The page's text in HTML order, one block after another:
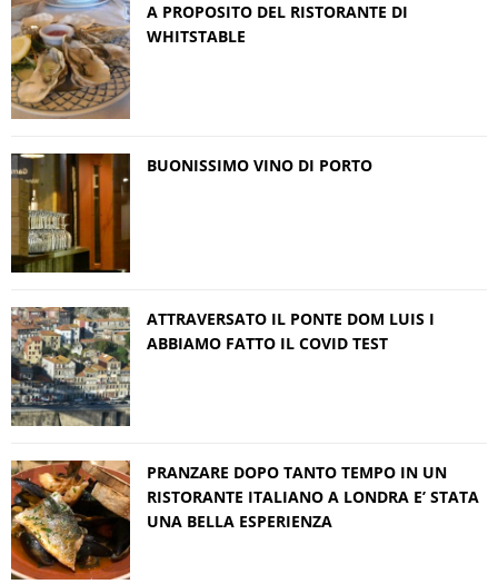
A PROPOSITO DEL RISTORANTE DI
WHITSTABLE
BUONISSIMO VINO DI PORTO
ATTRAVERSATO IL PONTE DOM LUIS I
ABBIAMO FATTO IL COVID TEST
PRANZARE DOPO TANTO TEMPO IN UN
RISTORANTE ITALIANO A LONDRA E’ STATA
UNA BELLA ESPERIENZA